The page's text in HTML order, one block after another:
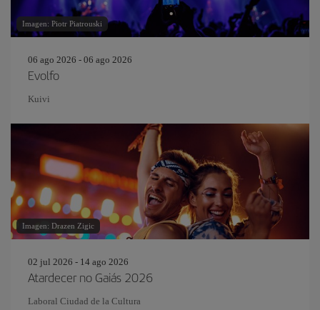
Imagen: Piotr Piatrouski
06 ago 2026 - 06 ago 2026
Evolfo
Kuivi
Imagen: Drazen Zigic
02 jul 2026 - 14 ago 2026
Atardecer no Gaiás 2026
Laboral Ciudad de la Cultura